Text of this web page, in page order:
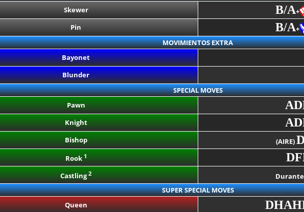
Skewer
B/A+
Pin
B/A+
MOVIMIENTOS EXTRA
Bayonet
Blunder
SPECIAL MOVES
Pawn
Knight
Bishop (AIRE)
Rook1
Castling2
SUPER SPECIAL MOVES
Queen